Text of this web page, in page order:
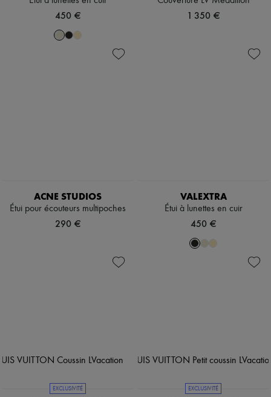
450 € 1 350 €
ACNE STUDIOS
Étui pour écouteurs multipoches
290 €
VALEXTRA
Étui à lunettes en cuir
450 €
EXCLUSIVITÉ EXCLUSIVITÉ